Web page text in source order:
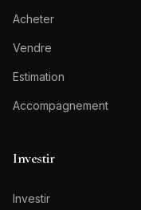
Acheter
Vendre
Estimation
Accompagnement
Investir
Investir